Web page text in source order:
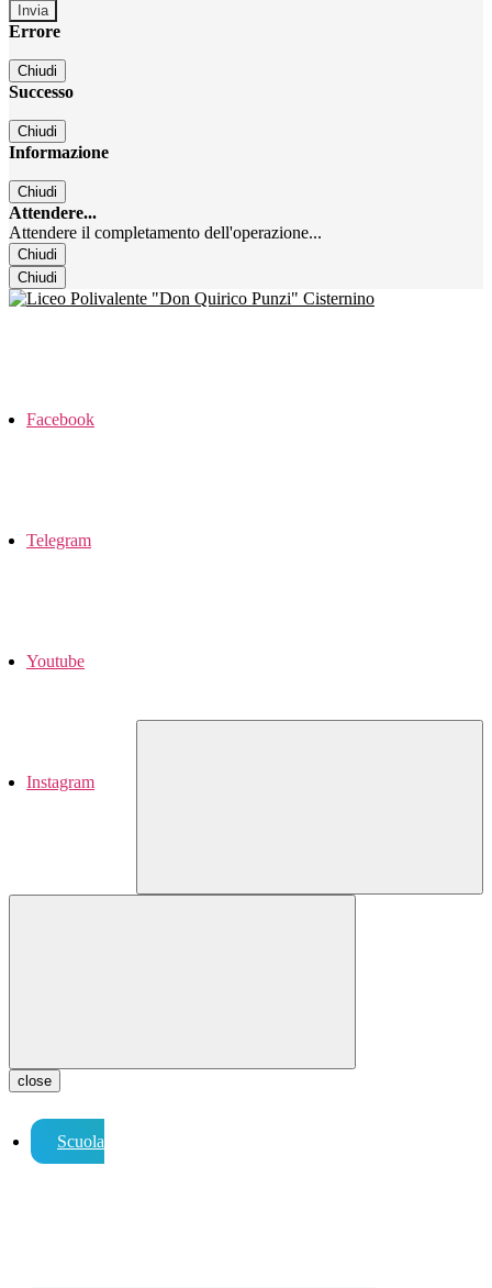
Errore
Chiudi
Successo
Chiudi
Informazione
Chiudi
Attendere...
Attendere il completamento dell'operazione...
Chiudi
Chiudi
Facebook
Telegram
Youtube
Instagram
close
Scuola